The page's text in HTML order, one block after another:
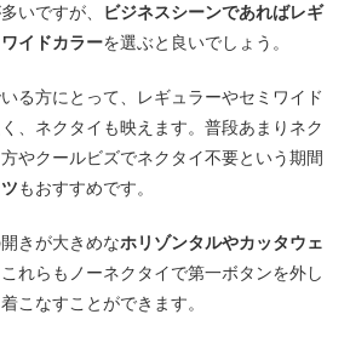
いですが、
ビジネスシーンであればレギ
イドカラーを選ぶと良いでしょう。
る方にとって、レギュラーやセミワイド
、ネクタイも映えます。普段あまりネク
やクールビズでネクタイ不要という期間
もおすすめです。
きが大きめなホリゾンタルやカッタウェ
れらもノーネクタイで第一ボタンを外し
こなすことができます。